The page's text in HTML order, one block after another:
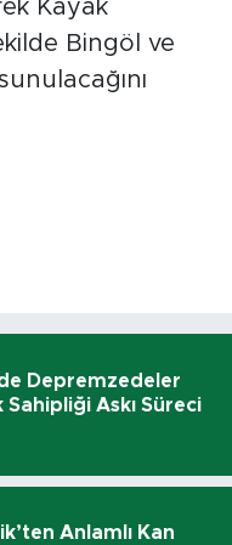
Kayak
Bingöl ve
Depremzedeler
Sahipliği Askı Süreci
Anlamlı Kan